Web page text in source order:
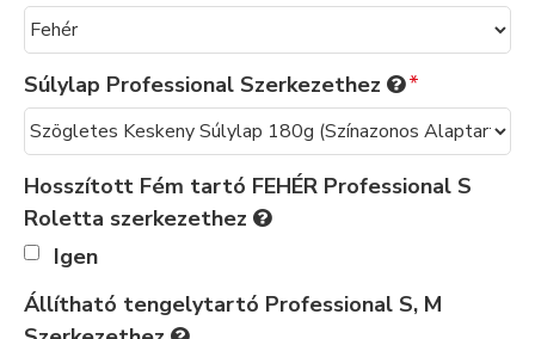
Súlylap Professional Szerkezethez
Hosszított Fém tartó FEHÉR Professional S
Roletta szerkezethez
Igen
Állítható tengelytartó Professional S, M